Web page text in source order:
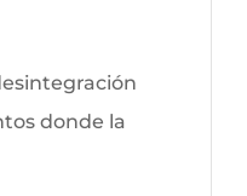
donde la